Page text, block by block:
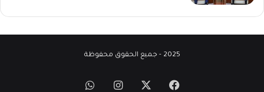
2025 - جميع الحقوق محفوظة
فيسبوك انستقرامواتساب